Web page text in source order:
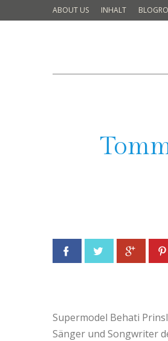
ABOUT US INHALT
Facebook Twitter Google+
Supermodel Behati
Sänger und Songwriter